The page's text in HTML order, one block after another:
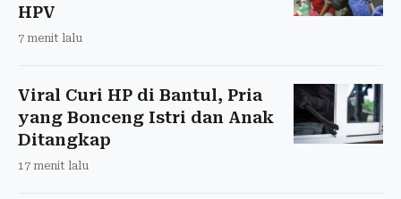
HPV
7 menit lalu
Viral Curi HP di Bantul, Pria
yang Bonceng Istri dan Anak
Ditangkap
17 menit lalu